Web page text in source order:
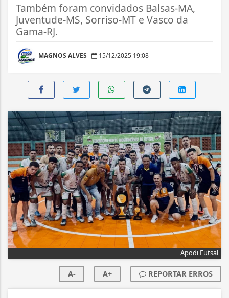
Também foram convidados Balsas-MA,
Juventude-MS, Sorriso-MT e Vasco da
Gama-RJ.
MAGNOS ALVES 15/12/2025 19:08
Apodi Futsal
A- A+ REPORTAR ERROS